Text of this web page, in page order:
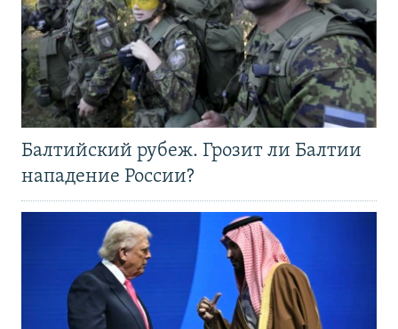
Балтийский рубеж. Грозит ли Балтии
нападение России?